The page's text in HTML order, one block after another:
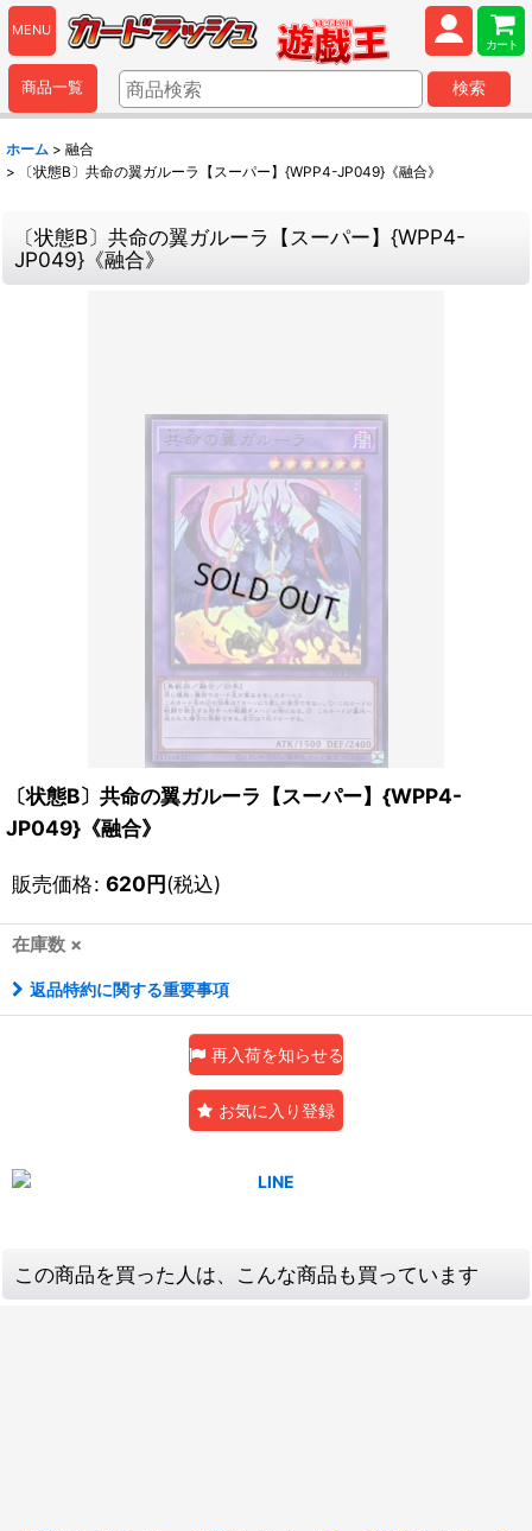
MENU
カート
商品一覧 検索
ホーム > 融合
>
〔状態B〕共命の翼ガルーラ【スーパー】{WPP4-JP049}《融合》
〔状態B〕共命の翼ガルーラ【スーパー】{WPP4-
JP049}《融合》
〔状態B〕共命の翼ガルーラ【スーパー】{WPP4-
JP049}《融合》
販売価格: 620円(税込)
在庫数 ×
返品特約に関する重要事項
再入荷を知らせる
お気に入り登録
この商品を買った人は、こんな商品も買っています